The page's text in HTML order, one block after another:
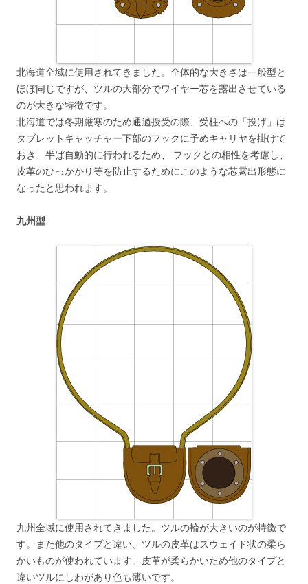
北海道全域に使用されてきました。全体的な大きさは一般型と
ほぼ同じですが、ツルの大部分でワイヤー芯を露出させている
のが大きな特徴です。
北海道では冬期厳寒のため通過授受の際、受柱への「投げ」は
タブレットキャッチャー下部のフックに予めキャリヤを掛けて
おき、半ば自動的に行われるため、 フックとの相性を考慮し、
皮革のひっかかり等を防止するためにこのような芯露出形態に
なったと思われます。
九州型
九州全域に使用されてきました。ツルの輪が大きいのが特徴で
す。また他のタイプと違い、ツルの皮革はスウェイド状の柔ら
かいものが使われています。皮革が柔らかいため他のタイプと
違いツルにしわがあり色も薄いです。